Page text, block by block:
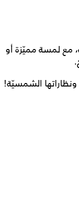
مع لمسة مميّزة أو
الشمسيّة!